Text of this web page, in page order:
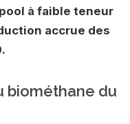
à faible teneur
accrue des
biométhane du